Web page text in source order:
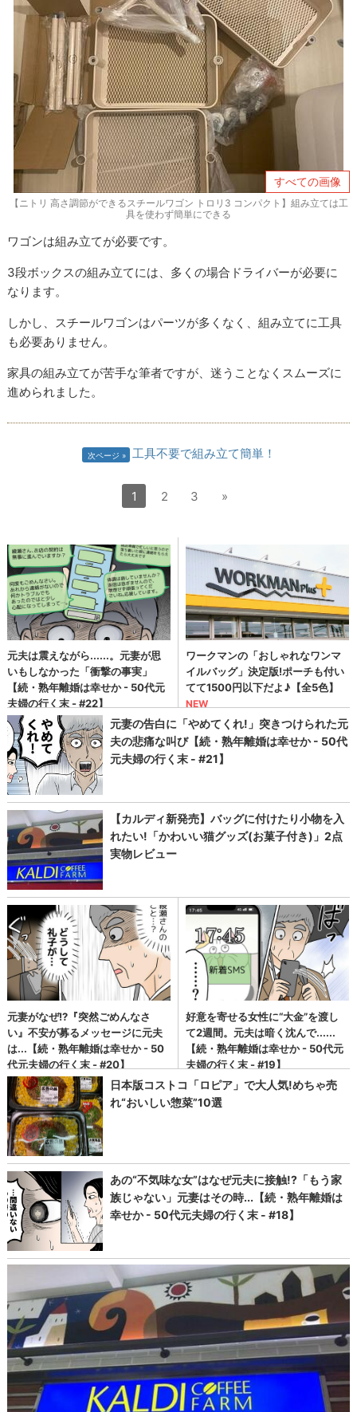
すべての画像
【ニトリ 高さ調節ができるスチールワゴン トロリ3 コンパクト】組み立ては工
具を使わず簡単にできる
ワゴンは組み立てが必要です。
3段ボックスの組み立てには、多くの場合ドライバーが必要に
なります。
しかし、スチールワゴンはパーツが多くなく、組み立てに工具
も必要ありません。
家具の組み立てが苦手な筆者ですが、迷うことなくスムーズに
進められました。
次ページ 工具不要で組み立て簡単！
1 2 3 »